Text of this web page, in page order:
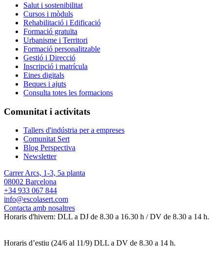
Salut i sostenibilitat
Cursos i mòduls
Rehabilitació i Edificació
Formació gratuïta
Urbanisme i Territori
Formació personalitzable
Gestió i Direcció
Inscripció i matrícula
Eines digitals
Beques i ajuts
Consulta totes les formacions
Comunitat i activitats
Tallers d'indústria per a empreses
Comunitat Sert
Blog Perspectiva
Newsletter
Carrer Arcs, 1-3, 5a planta
08002 Barcelona
+34 933 067 844
info@escolasert.com
Contacta amb nosaltres
Horaris d'hivern: DLL a DJ de 8.30 a 16.30 h / DV de 8.30 a 14 h.
Horaris d’estiu (24/6 al 11/9) DLL a DV de 8.30 a 14 h.